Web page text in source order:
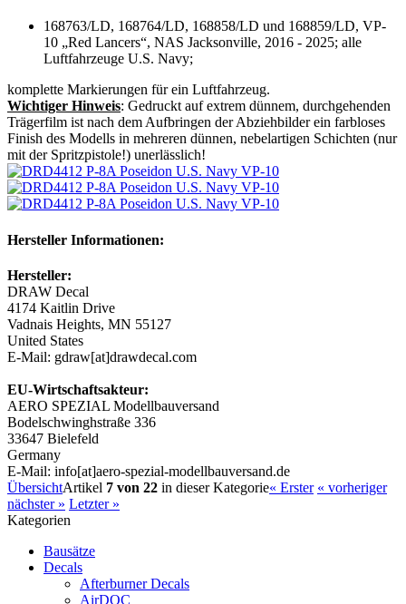
168763/LD, 168764/LD, 168858/LD und 168859/LD, VP-
10 „Red Lancers“, NAS Jacksonville, 2016 - 2025; alle
Luftfahrzeuge U.S. Navy;
komplette Markierungen für ein Luftfahrzeug.
Wichtiger Hinweis: Gedruckt auf extrem dünnem, durchgehenden
Trägerfilm ist nach dem Aufbringen der Abziehbilder ein farbloses
Finish des Modells in mehreren dünnen, nebelartigen Schichten (nur
mit der Spritzpistole!) unerlässlich!
Hersteller Informationen:
Hersteller:
DRAW Decal
4174 Kaitlin Drive
Vadnais Heights, MN 55127
United States
E-Mail: gdraw[at]drawdecal.com
EU-Wirtschaftsakteur:
AERO SPEZIAL Modellbauversand
Bodelschwinghstraße 336
33647 Bielefeld
Germany
E-Mail: info[at]aero-spezial-modellbauversand.de
ÜbersichtArtikel 7 von 22 in dieser Kategorie« Erster « vorheriger
nächster » Letzter »
Kategorien
Bausätze
Decals
Afterburner Decals
AirDOC